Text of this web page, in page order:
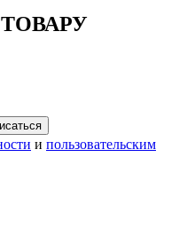
и пользовательским